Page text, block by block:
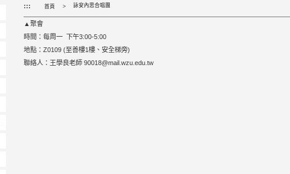
::: 首頁 詠安內思合唱團
▲聚會
時間：每周一 下午3:00-5:00
地點：Z0109 (至善樓1樓、安全梯旁)
聯絡人：王學良老師 90018@mail.wzu.edu.tw